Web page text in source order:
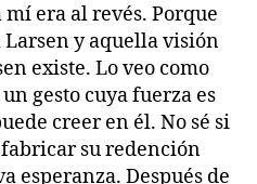
mí era al revés. Porque
y aquella visión
existe. Lo veo como
gesto cuya fuerza es
creer en él. No sé si
su redención
esperanza. Después de